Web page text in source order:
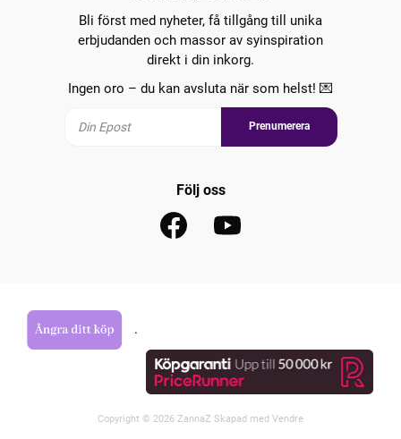
Bli först med nyheter, få tillgång till unika
erbjudanden och massor av syinspiration
direkt i din inkorg.
Ingen oro – du kan avsluta när som helst! 💌
Prenumerera
Följ oss
.
Copyright © 2026 ZannaZ Skapad med Vendre